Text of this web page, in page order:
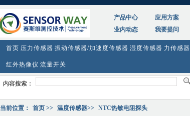
产品中心 应用方案
业内动态
我要提问
首页 压力传感器 振动传感器/加速度传感器 湿度传感器 力传感器
红外热像仪 流量开关
内容搜索：
当前位置： 首页>> 温度传感器>> NTC热敏电阻探头